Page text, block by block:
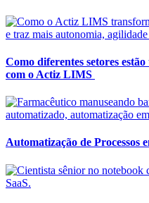
Como diferentes setores
com o Actiz LIMS
Automatização de Processos